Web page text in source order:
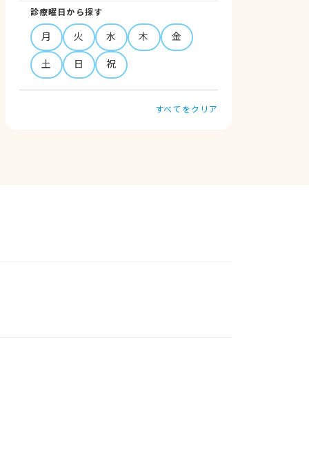
診療曜日から探す
月 火 水 木
金
土
日 祝
すべてをクリア